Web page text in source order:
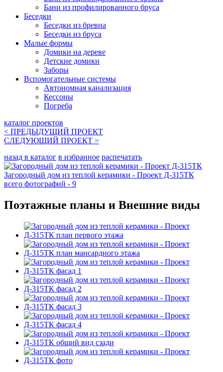
Бани из профилированного бруса
Беседки
Беседки из бревна
Беседки из бруса
Малые формы
Домики на дереве
Детские домики
Заборы
Вспомогательные системы
Автономная канализация
Кессоны
Погреба
каталог проектов
< ПРЕДЫДУЩИЙ ПРОЕКТ
СЛЕДУЮЩИЙ ПРОЕКТ >
назад в каталог в избранное распечатать
Загородный дом из теплой керамики - Проект Д-315ТК
всего фотографий - 9
Поэтажные планы и Внешние виды